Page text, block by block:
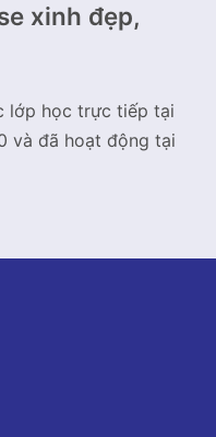
xinh đẹp,
lớp học trực tiếp tại
và đã hoạt động tại